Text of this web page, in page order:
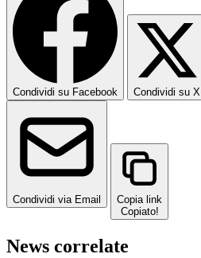
Condividi su Facebook Condividi su X
Condividi via Email
Copia link
Copiato!
News correlate